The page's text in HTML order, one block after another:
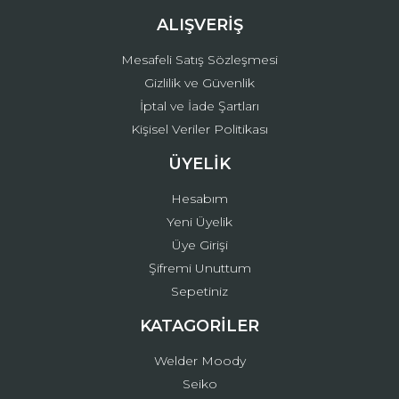
ALIŞVERİŞ
Mesafeli Satış Sözleşmesi
Gizlilik ve Güvenlik
İptal ve İade Şartları
Kişisel Veriler Politikası
ÜYELİK
Hesabım
Yeni Üyelik
Üye Girişi
Şifremi Unuttum
Sepetiniz
KATAGORİLER
Welder Moody
Seiko